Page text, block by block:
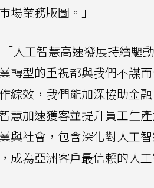
場業務版圖。」
人工智慧高速發展持續驅
轉型的重視都與我們不謀
綜效，我們能加深協助金
慧加速獲客並提升員工生
與社會，包含深化對人工
成為亞洲客戶最信賴的人